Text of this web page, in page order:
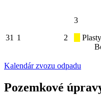
31 1 2
3
Plasty
Kalendár zvozu odpadu
Pozemkové